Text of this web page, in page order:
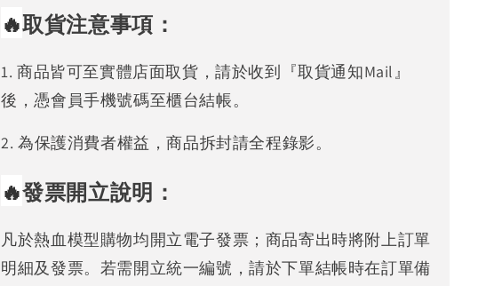
🔥取貨注意事項：
1. 商品皆可至實體店面取貨，請於收到『取貨通知Mail』
後，憑會員手機號碼至櫃台結帳。
2. 為保護消費者權益，商品拆封請全程錄影。
🔥發票開立說明：
凡於熱血模型購物均開立電子發票；商品寄出時將附上訂單
明細及發票。若需開立統一編號，請於下單結帳時在訂單備